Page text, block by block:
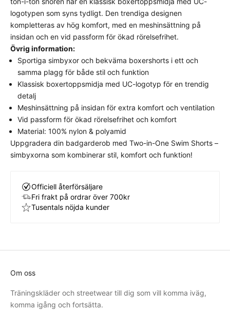
Detta plagg har en klassisk, normal passform som
följer kroppens naturliga linjer utan att sitta för
stramt eller för löst.Välj din vanliga storlekför
bästa komfort och avsedda look.
logotypen som syns tydligt. Den trendiga designen
kompletteras av hög komfort, med en meshinsättning på
insidan och en vid passform för ökad rörelsefrihet.
Övrig information:
Sportiga simbyxor och bekväma boxershorts i ett och
samma plagg för både stil och funktion
Klassisk boxertoppsmidja med UC-logotyp för en trendig
detalj
Meshinsättning på insidan för extra komfort och ventilation
Vid passform för ökad rörelsefrihet och komfort
Material: 100% nylon & polyamid
Uppgradera din badgarderob med Two-in-One Swim Shorts –
simbyxorna som kombinerar stil, komfort och funktion!
Officiell återförsäljare
Fri frakt på ordrar över 700kr
Tusentals nöjda kunder
Om oss
Träningskläder och streetwear till dig som vill komma iväg,
komma igång och fortsätta.